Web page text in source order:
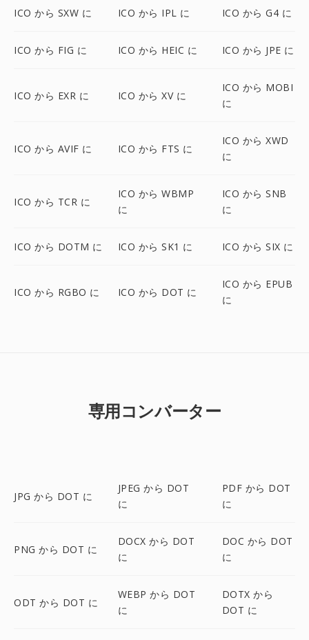
ICO から SXW に ICO から IPL に ICO から G4 に
ICO から FIG に ICO から HEIC に ICO から JPE に
ICO から EXR に ICO から XV に
ICO から MOBI
に
ICO から AVIF に ICO から FTS に
ICO から XWD
に
ICO から TCR に
ICO から WBMP
に
ICO から SNB
に
ICO から DOTM に ICO から SK1 に ICO から SIX に
ICO から RGBO に ICO から DOT に
ICO から EPUB
に
専用コンバーター
JPG から DOT に
JPEG から DOT
に
PDF から DOT
に
PNG から DOT に
DOCX から DOT
に
DOC から DOT
に
ODT から DOT に
WEBP から DOT
に
DOTX から
DOT に